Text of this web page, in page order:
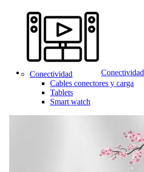
Conectividad
Conectividad
Cables conectores y carga
Tablets
Smart watch